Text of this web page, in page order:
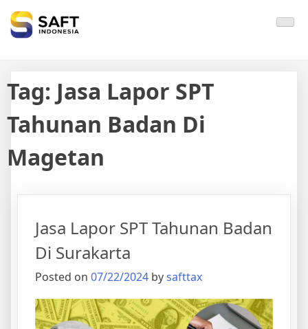
Solisi Perjakan Anda
Tag: Jasa Lapor SPT
Tahunan Badan Di
Magetan
Jasa Lapor SPT Tahunan Badan
Di Surakarta
Posted on 07/22/2024 bysafttax